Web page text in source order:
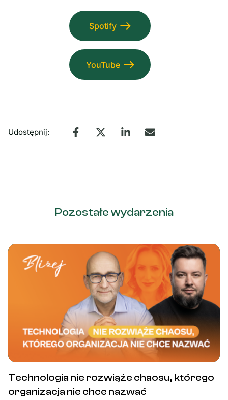
Spotify
YouTube
Udostępnij:
Pozostałe wydarzenia
Technologia nie rozwiąże chaosu, którego
organizacja nie chce nazwać